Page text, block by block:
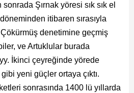
Şırnak yöresi sık sık el
itibaren sırasıyla
denetimine geçmiş
ve Artuklular burada
İkinci çeyreğinde yörede
yeni güçler ortaya çıktı.
sonrasında 1400 lü yıllarda